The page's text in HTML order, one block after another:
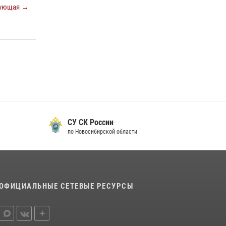
→
приобрел наркотическое вещество через
16 июля 2026, 08:39Прокуратура
Новосибирской области
СЕТЕВЫЕ РЕСУРСЫ